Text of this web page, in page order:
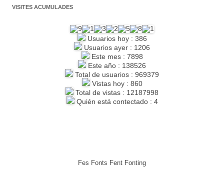
VISITES ACUMULADES
Usuarios hoy : 386
Usuarios ayer : 1206
Este mes : 7898
Este año : 138526
Total de usuarios : 969379
Vistas hoy : 860
Total de vistas : 12187998
Quién está contectado : 4
Fes Fonts Fent Fonting